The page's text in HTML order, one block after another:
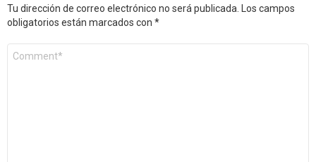
Tu dirección de correo electrónico no será publicada. Los campos
obligatorios están marcados con *